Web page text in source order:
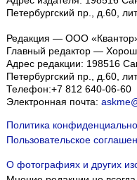
Петербургский пр., д.60,
Редакция — ООО
Главный редактор —
Адрес редакции: 198516
Петербургский пр., д.60,
Телефон:+7 812 640-06-60
Электронная почта:
Политика
Пользовательское
О фотографиях и других